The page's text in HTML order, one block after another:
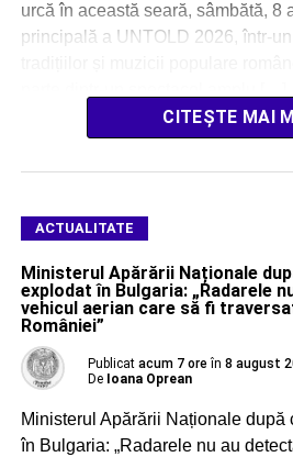
urcă în această seară, sâmbătă, 8
principală a UNTOLD 2026, într-
CITEȘTE MAI
ACTUALITATE
Ministerul Apărării Naționale
explodat în Bulgaria: „Radarele
vehicul aerian care să fi
României”
Publicat acum 7 ore în 8 august
De Ioana Oprean
Ministerul Apărării Naționale după
în Bulgaria: „Radarele nu au